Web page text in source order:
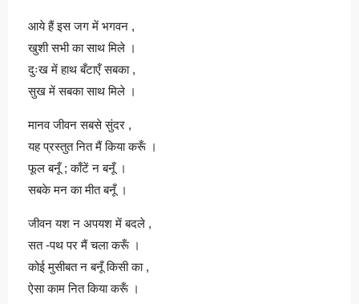
आये हैं इस जग में भगवन ,
खुशी सभी का साथ मिले ।
दुःख में हाथ बँटाएँ सबका ,
सुख में सबका साथ मिले ।
मानव जीवन सबसे सुंदर ,
यह प्रस्तुत नित मैं किया करूँ ।
फूल बनूँ ; काँटें न बनूँ ।
सबके मन का मीत बनूँ ।
जीवन यश न अपयश में बदले ,
सत -पथ पर मैं चला करूँ ।
कोई मुसीबत न बनूँ किसी का ,
ऐसा काम नित किया करूँ ।